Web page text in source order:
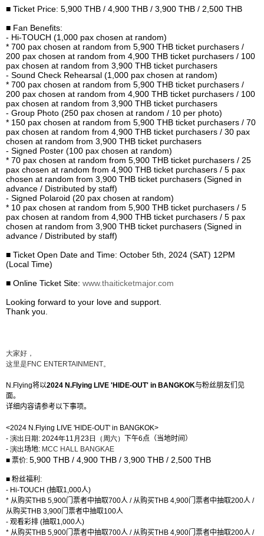
■ Ticket Price: 5,900 THB / 4,900 THB / 3,900 THB / 2,500 THB
■ Fan Benefits:
- Hi-TOUCH (1,000 pax chosen at random)
* 700 pax chosen at random from 5,900 THB ticket purchasers /
200 pax chosen at random from 4,900 THB ticket purchasers / 100
pax chosen at random from 3,900 THB ticket purchasers
- Sound Check Rehearsal (1,000 pax chosen at random)
* 700 pax chosen at random from 5,900 THB ticket purchasers /
200 pax chosen at random from 4,900 THB ticket purchasers / 100
pax chosen at random from 3,900 THB ticket purchasers
- Group Photo (250 pax chosen at random / 10 per photo)
* 150 pax chosen at random from 5,900 THB ticket purchasers / 70
pax chosen at random from 4,900 THB ticket purchasers / 30 pax
chosen at random from 3,900 THB ticket purchasers
- Signed Poster (100 pax chosen at random)
* 70 pax chosen at random from 5,900 THB ticket purchasers / 25
pax chosen at random from 4,900 THB ticket purchasers / 5 pax
chosen at random from 3,900 THB ticket purchasers (Signed in
advance / Distributed by staff)
- Signed Polaroid (20 pax chosen at random)
* 10 pax chosen at random from 5,900 THB ticket purchasers / 5
pax chosen at random from 4,900 THB ticket purchasers / 5 pax
chosen at random from 3,900 THB ticket purchasers (Signed in
advance / Distributed by staff)
■ Ticket Open Date and Time: October 5th, 2024 (SAT) 12PM
(Local Time)
■ Online Ticket Site: www.thaiticketmajor.com
Looking forward to your love and support.
Thank you.
大家好，
这里是FNC ENTERTAINMENT。
N.Flying将以2024 N.Flying LIVE 'HIDE-OUT' in BANGKOK与粉丝朋友们见
面。
详细内容请参考以下事项。
<2024 N.Flying LIVE 'HIDE-OUT' in BANGKOK>
- 演出日期: 2024年11 月23日（周六） 下午6点（当地时间）
- 演出场地: MCC HALL BANGKAE
■ 票价: 5,900 THB / 4,900 THB / 3,900 THB / 2,500 THB
■ 粉丝福利 :
- Hi-TOUCH (抽取1,000人)
* 从购买THB 5,900门票者中抽取700人 /从购买THB 4,900门票者中抽取200人 /
从购买THB 3,900门票者中抽取100人
- 观看彩排 (抽取1,000人)
* 从购买THB 5,900门票者中抽取700人 /从购买THB 4,900门票者中抽取200人 /